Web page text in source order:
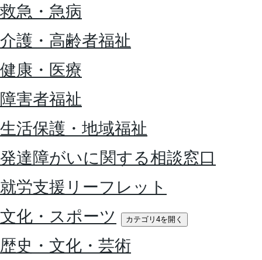
救急・急病
介護・高齢者福祉
健康・医療
障害者福祉
生活保護・地域福祉
発達障がいに関する相談窓口
就労支援リーフレット
文化・スポーツ
カテゴリ4を開く
歴史・文化・芸術